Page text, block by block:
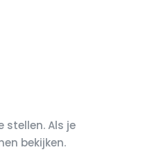
Als je
bekijken.